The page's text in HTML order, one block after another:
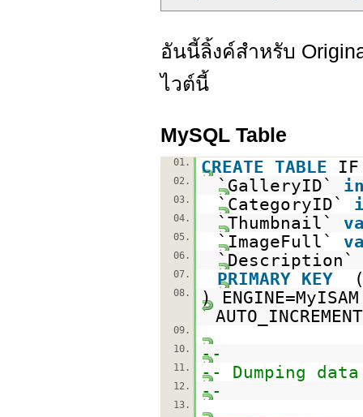
อันนี้ลิ้งค์สำหรับ
ไวต์นี้
MySQL Table
01. CREATE TABLE
02. `GalleryID`
03. `CategoryID`
04. `Thumbnail`
05. `ImageFull`
06.
07. PRIMARY KEY
08.
)
09.
10.
--
11. -- Dumping
12. --
13.